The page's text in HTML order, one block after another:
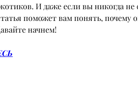
И даже если вы никогда не
поможет вам понять, почему
начнем!